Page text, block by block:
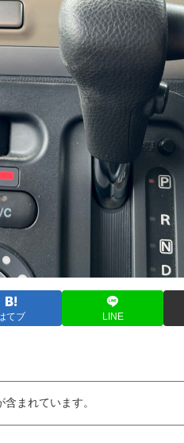
てブ LINE
まれています。